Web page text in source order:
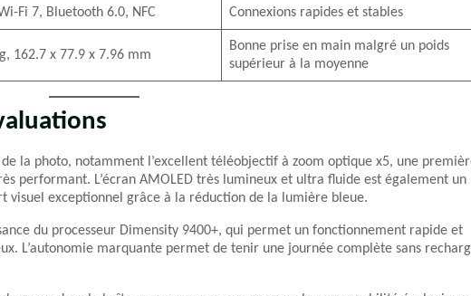
Fi 7, Bluetooth 6.0, NFC Connexions rapides et stables
162.7 x 77.9 x 7.96 mm
Bonne prise en main malgré un poids
supérieur à la moyenne
la photo, notamment l’excellent téléobjectif à zoom optique x5, une
performant. L’écran AMOLED très lumineux et ultra fluide est également un
visuel exceptionnel grâce à la réduction de la lumière bleue.
du processeur Dimensity 9400+, qui permet un fonctionnement rapide et
L’autonomie marquante permet de tenir une journée complète sans